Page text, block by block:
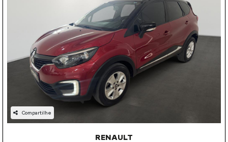
Compartilhe
RENAULT